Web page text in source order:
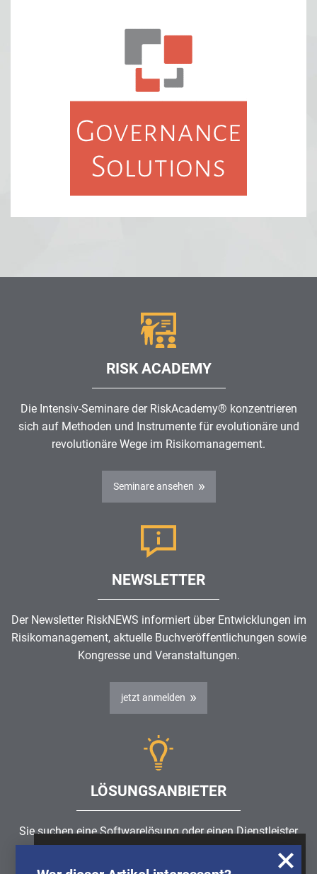
RISK ACADEMY
Die Intensiv-Seminare der RiskAcademy® konzentrieren
sich auf Methoden und Instrumente für evolutionäre und
revolutionäre Wege im Risikomanagement.
Seminare ansehen
NEWSLETTER
Der Newsletter RiskNEWS informiert über Entwicklungen im
Risikomanagement, aktuelle Buchveröffentlichungen sowie
Kongresse und Veranstaltungen.
jetzt anmelden
LÖSUNGSANBIETER
Sie suchen eine Softwarelösung oder einen Dienstleister
rund um die ThemenRisikomanagement,GRC, IKS oder
ISMS?